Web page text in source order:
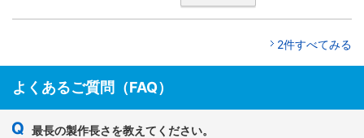
2件すべてみる
よくあるご質問（FAQ）
最長の製作長さを教えてください。